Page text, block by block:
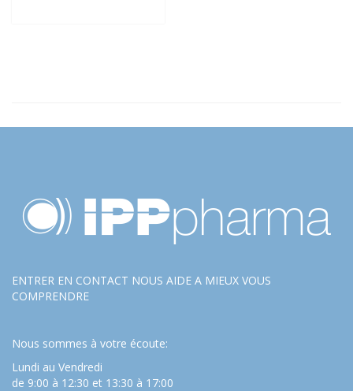
ENTRER EN CONTACT NOUS AIDE A MIEUX VOUS
COMPRENDRE
Nous sommes à votre écoute:
Lundi au Vendredi
de 9:00 à 12:30 et 13:30 à 17:00